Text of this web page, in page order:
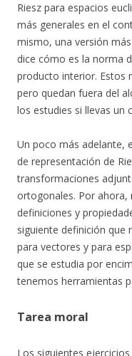
Riesz para espacios
más generales en el
mismo, una versión
dice cómo es la norma
producto interior. Estos
pero quedan fuera del
los estudies si llevas un
Un poco más adelante,
de representación de
transformaciones
ortogonales. Por
definiciones y
siguiente definición que
para vectores y para
que se estudia por
tenemos herramientas
Tarea moral
Los siguientes